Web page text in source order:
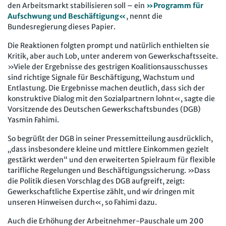
Soziale Sicherheit
den Arbeitsmarkt stabilisieren soll – ein »Programm für
Aufschwung und Beschäftigung«, nennt die
Bundesregierung dieses Papier.
Die Reaktionen folgten prompt und natürlich enthielten sie
Kritik, aber auch Lob, unter anderem von Gewerkschaftsseite.
»Viele der Ergebnisse des gestrigen Koalitionsausschusses
sind richtige Signale für Beschäftigung, Wachstum und
Entlastung. Die Ergebnisse machen deutlich, dass sich der
konstruktive Dialog mit den Sozialpartnern lohnt«, sagte die
Vorsitzende des Deutschen Gewerkschaftsbundes (DGB)
Yasmin Fahimi.
So begrüßt der DGB in seiner Pressemitteilung ausdrücklich,
„dass insbesondere kleine und mittlere Einkommen gezielt
gestärkt werden“ und den erweiterten Spielraum für flexible
tarifliche Regelungen und Beschäftigungssicherung. »Dass
die Politik diesen Vorschlag des DGB aufgreift, zeigt:
Gewerkschaftliche Expertise zählt, und wir dringen mit
unseren Hinweisen durch«, so Fahimi dazu.
Auch die Erhöhung der Arbeitnehmer-Pauschale um 200